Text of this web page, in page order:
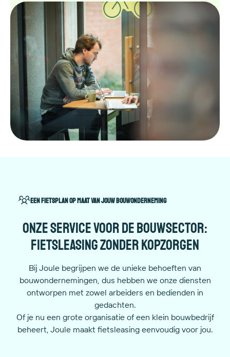
Een fietsplan op maat van jouw bouwonderneming
Onze service voor de bouwsector:
fietsleasing zonder kopzorgen
Bij Joule begrijpen we de unieke behoeften van
bouwondernemingen, dus hebben we onze diensten
ontworpen met zowel arbeiders en bedienden in
gedachten.
Of je nu een grote organisatie of een klein bouwbedrijf
beheert, Joule maakt fietsleasing eenvoudig voor jou.